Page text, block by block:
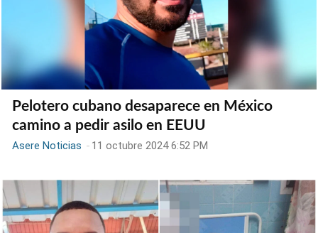
Pelotero cubano desaparece en México
camino a pedir asilo en EEUU
Asere Noticias - 11 octubre 2024 6:52 PM